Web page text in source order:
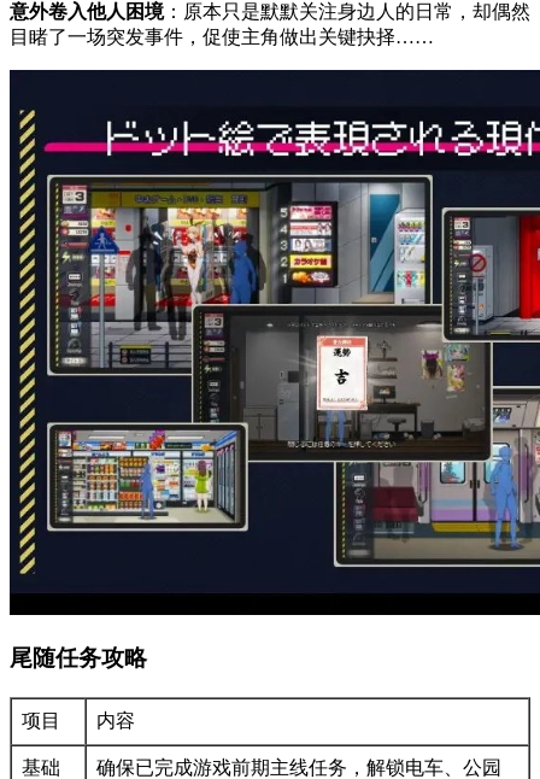
意外卷入他人困境：原本只是默默关注身边人的日常，却偶然
目睹了一场突发事件，促使主角做出关键抉择……
尾随任务攻略
项目 内容
基础
确保已完成游戏前期主线任务，解锁电车、公园